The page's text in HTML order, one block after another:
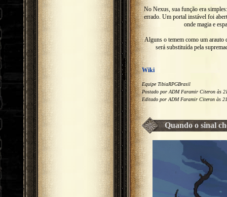
No Nexus, sua função era
errado. Um portal instável foi
onde magia e
Alguns o temem como um arauto
será substituída pela
Wiki
Equipe TibiaRPGBrasil
Postado por ADM Faramir Citeron às
Editado por ADM Faramir Citeron às
Quando o sinal